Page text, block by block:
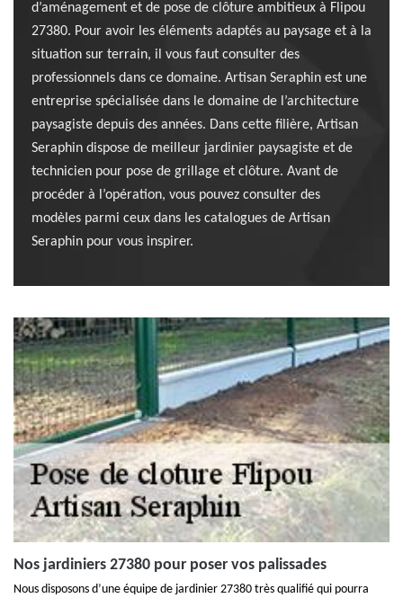
d’aménagement et de pose de clôture ambitieux à Flipou
27380. Pour avoir les éléments adaptés au paysage et à la
situation sur terrain, il vous faut consulter des
professionnels dans ce domaine. Artisan Seraphin est une
entreprise spécialisée dans le domaine de l’architecture
paysagiste depuis des années. Dans cette filière, Artisan
Seraphin dispose de meilleur jardinier paysagiste et de
technicien pour pose de grillage et clôture. Avant de
procéder à l’opération, vous pouvez consulter des
modèles parmi ceux dans les catalogues de Artisan
Seraphin pour vous inspirer.
Nos jardiniers 27380 pour poser vos palissades
Nous disposons d’une équipe de jardinier 27380 très qualifié qui pourra